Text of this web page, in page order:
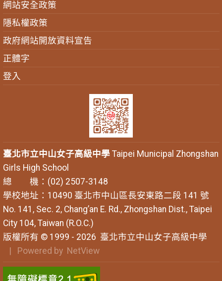
網站安全政策
隱私權政策
政府網站開放資料宣告
正體字
登入
臺北市立中山女子高級中學Taipei Municipal Zhongshan
Girls High School
總 機：(02) 2507-3148
學校地址：10490 臺北市中山區長安東路二段 141 號
No. 141, Sec. 2, Chang’an E. Rd., Zhongshan Dist., Taipei
City 104, Taiwan (R.O.C.)
版權所有 © 1999 - 2026 臺北市立中山女子高級中學
| Powered by NetView